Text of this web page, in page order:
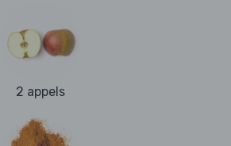
2 appels